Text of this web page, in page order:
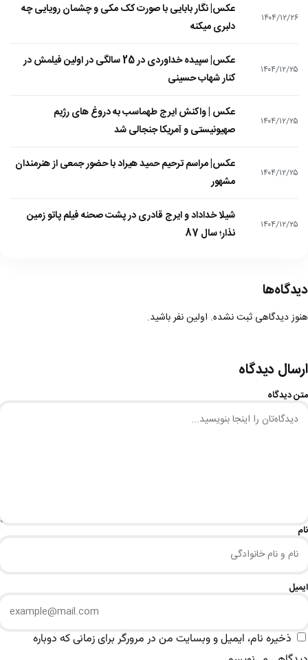
۱۴۰۴/۱۲/۲۶
عکس| نگار بابایی با صورت کک مکی و چشمان رویایی چه
دلبری میکنه
۱۴۰۴/۱۲/۲۵
عکس| سپیده خداوردی در 25 سالگی در اولین فیلمش در
کنار شهاب حسینی
۱۴۰۴/۱۲/۲۵
عکس | واکنش ایرج طهماسب به دروغ های رژیم
صهیونیستی و آمریکا جنجالی شد
۱۴۰۴/۱۲/۲۵
عکس| مراسم ترحیم حمید هیراد با حضور جمعی از هنرمندان
مشهور
۱۴۰۴/۱۲/۲۵
شیلا خداداد و ایرج قادری در پشت صحنه فیلم پاتو زمین
نذار؛ سال 87
دیدگاه‌ها
هنوز دیدگاهی ثبت نشده. اولین نفر باشید.
ارسال دیدگاه
متن دیدگاه
نام
ایمیل
ذخیره نام، ایمیل و وبسایت من در مرورگر برای زمانی که دوباره